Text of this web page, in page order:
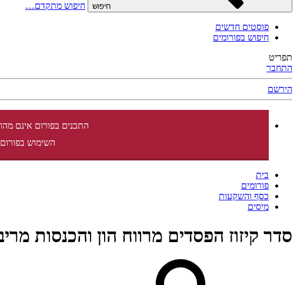
חיפוש חיפוש מתקדם…
פוסטים חדשים
חיפוש בפורומים
תפריט
התחבר
הירשם
התכנים בפורום אינם
השימוש
בית
פורומים
כסף והשקעות
מיסים
סדר קיזוז הפסדים מרווח הון והכנסות